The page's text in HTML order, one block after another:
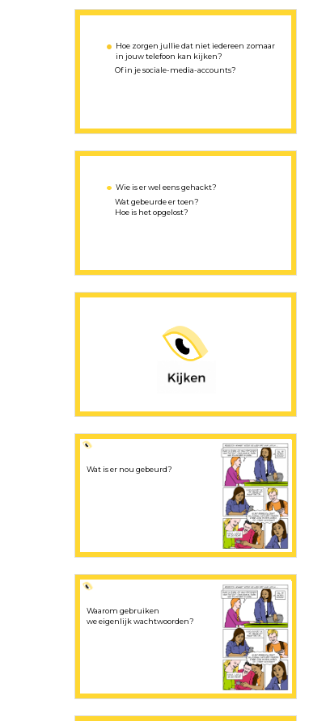
Of in je sociale-media-accounts?
Hoe zorgen jullie dat niet iedereen zomaar
in jouw telefoon kan kijken?
Wie is er wel eens gehackt?
Wat gebeurde er toen?
Hoe is het opgelost?
Wat is er nou gebeurd?
Waarom gebruiken
we eigenlijk wachtwoorden?